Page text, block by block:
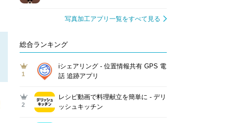
写真加工アプリ一覧をすべて見る
総合ランキング
1
iシェアリング - 位置情報共有 GPS 電
話 追跡アプリ
2
レシピ動画で料理献立を簡単‪に - デリ
ッシュキッチン